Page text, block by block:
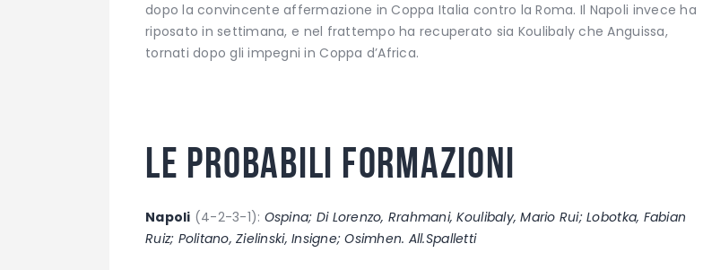
dopo la convincente affermazione in Coppa Italia contro la Roma. Il Napoli invece ha
riposato in settimana, e nel frattempo ha recuperato sia Koulibaly che Anguissa,
tornati dopo gli impegni in Coppa d’Africa.
Le probabili formazioni
Napoli (4-2-3-1): Ospina; Di Lorenzo, Rrahmani, Koulibaly, Mario Rui; Lobotka, Fabian
Ruiz; Politano, Zielinski, Insigne; Osimhen. All.Spalletti